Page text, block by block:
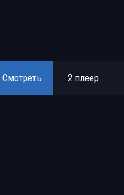
Смотреть 2 плеер